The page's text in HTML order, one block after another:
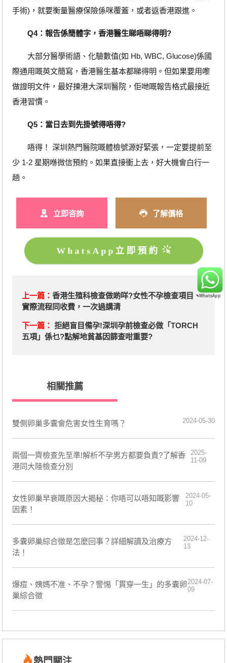
手術)，就要衡量醫療保險係咪覆蓋，或者返香港跟進。
Q4：報告係簡體字，香港醫生睇唔睇得明?
大部分醫學術語、化驗數值(如 Hb, WBC, Glucose)係國
際通用嘅英文簡寫，香港醫生基本都睇得明。但如果要用嚟
做證明文件，最好揀港大深圳醫院，佢哋嘅報告格式最接近
香港習慣。
Q5：當日去到先掛號得唔得?
唔得！ 深圳熱門醫院嘅體檢號源好緊張，一定要提前至
少 1-2 星期喺微信預約。如果直接衝上去，好大機會白行一
趟。
立即咨詢 了解價格
WhatsApp立即預約
上一篇： 香港生殖科檢查做啲咩?女性不孕檢查項目、
實際流程同收費，一次過講清
下一篇： 拒絕盲目備孕!深圳孕前檢查必做「TORCH
五項」係乜?點解地貧基因篩查咁重要?
相關推薦
​雙側卵巢多囊會危害女性生育嗎？ 2024-05-30
兩個一齊檢查先至準!解析不孕男方都要負責?了解香
港同大陸檢查分別
2025-
11-09
​女性卵巢早衰嘅原因大揭秘：你唔可以唔知嘅影響
因素！
2024-05-
10
​多囊卵巢綜合徵是怎麼回事？詳細解讀及治療方
法！
2024-12-
13
​爆痘、姨媽不准、不孕？警惕「貫穿一生」的多囊卵
巢綜合徵
2024-07-
09